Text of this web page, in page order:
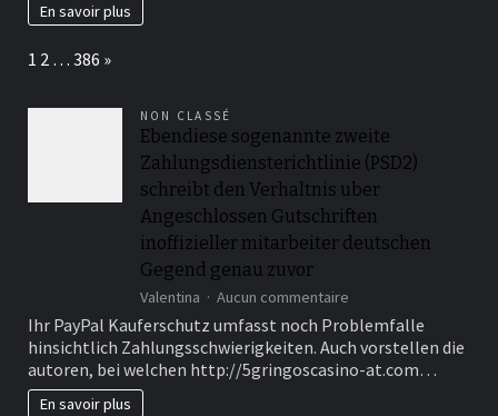
En savoir plus
Page:
1 2 … 386 Next
»
NON CLASSÉ
Ebendiese sogenannte zweite
Zahlungsdiensterichtlinie (PSD2)
schreibt den Verhaltnis uber
Angeschlossen Gutschriften
inoffizieller mitarbeiter deutschen
Gegend genau zuvor
Valentina Aucun commentaire
Ebendiese
sogenannte
zweite
Ihr PayPal Kauferschutz umfasst noch Problemfalle
hinsichtlich Zahlungsschwierigkeiten. Auch vorstellen die
autoren, bei welchen http://5gringoscasino-at.com…
En savoir plus